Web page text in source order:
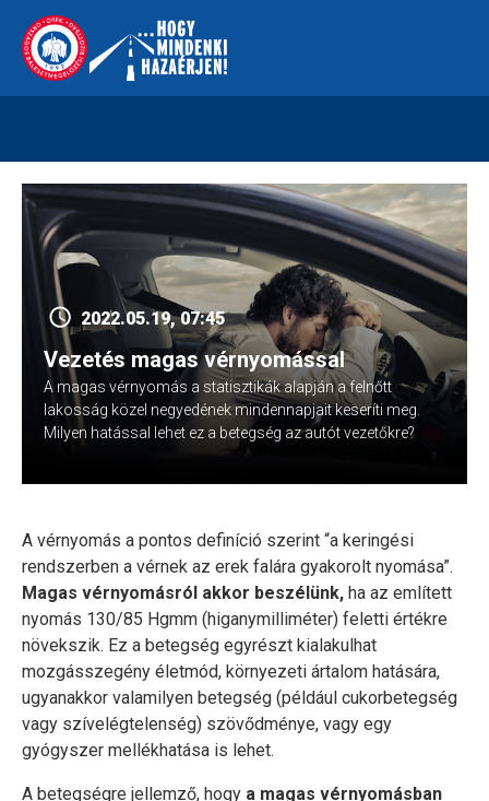
content
kreszvaltozas.hu
2022.05.19, 07:45
Vezetés magas vérnyomással
A magas vérnyomás a statisztikák alapján a felnőtt
lakosság közel negyedének mindennapjait keseríti meg.
Milyen hatással lehet ez a betegség az autót vezetőkre?
A vérnyomás a pontos definíció szerint “a keringési
rendszerben a vérnek az erek falára gyakorolt nyomása”.
Magas vérnyomásról akkor beszélünk, ha az említett
nyomás 130/85 Hgmm (higanymilliméter) feletti értékre
növekszik. Ez a betegség egyrészt kialakulhat
mozgásszegény életmód, környezeti ártalom hatására,
ugyanakkor valamilyen betegség (például cukorbetegség
vagy szívelégtelenség) szövődménye, vagy egy
gyógyszer mellékhatása is lehet.
A betegségre jellemző, hogy a magas vérnyomásban